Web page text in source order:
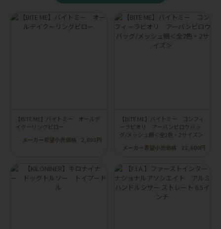
【BITE ME】バイトミー オールデ
イクーリングピロー
メーカー希望小売価格
2,091円
【BITE ME】バイトミー コンフィ
ーラビオリ アーバンピロウバッ
グ/メッシュ網＜全2色・2サイズ＞
メーカー希望小売価格
21,600円